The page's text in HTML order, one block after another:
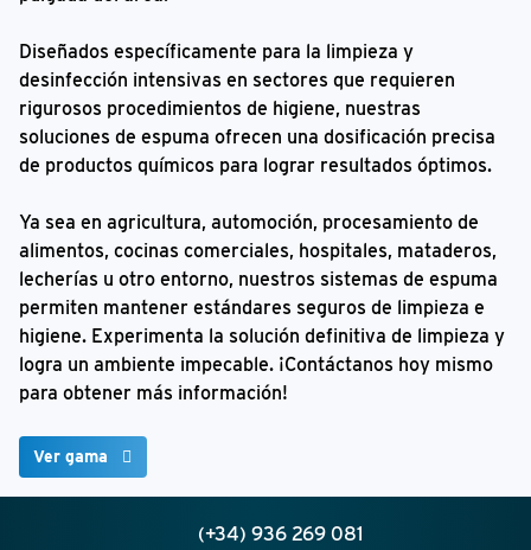
Diseñados específicamente para la limpieza y
desinfección intensivas en sectores que requieren
rigurosos procedimientos de higiene, nuestras
soluciones de espuma ofrecen una dosificación precisa
de productos químicos para lograr resultados óptimos.
Ya sea en agricultura, automoción, procesamiento de
alimentos, cocinas comerciales, hospitales, mataderos,
lecherías u otro entorno, nuestros sistemas de espuma
permiten mantener estándares seguros de limpieza e
higiene. Experimenta la solución definitiva de limpieza y
logra un ambiente impecable. ¡Contáctanos hoy mismo
para obtener más información!
Ver gama
(+34) 936 269 081